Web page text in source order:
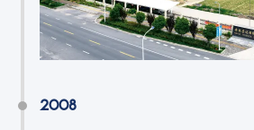
2008